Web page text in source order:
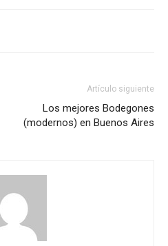
Artículo siguiente
Los mejores Bodegones
(modernos) en Buenos Aires